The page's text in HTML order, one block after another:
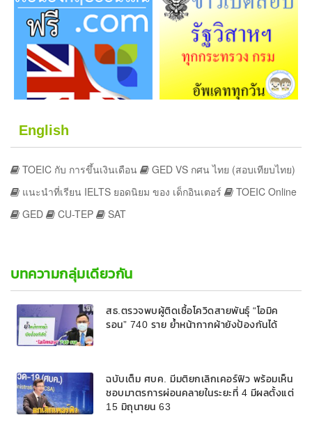
English
TOEIC กับ การขึ้นเงินเดือน
GED VS กศน ไทย (สอบเทียบไทย)
แนะนำที่เรียน IELTS ยอดนิยม ของ เด็กอินเตอร์
TOEIC Online
GED
CU-TEP SAT
บทความกลุ่มเดียวกัน
สธ.ตรวจพบผู้ติดเชื้อโควิดสายพันธุ์ “โอมิค
รอน” 740 ราย ย้ำหน้ากากผ้ายังป้องกันได้
ฉบับเต็ม ศบค. มีมติยกเลิกเคอร์ฟิว พร้อมเห็น
ชอบมาตรการผ่อนคลายในระยะที่ 4 มีผลตั้งแต่
15 มิถุนายน 63